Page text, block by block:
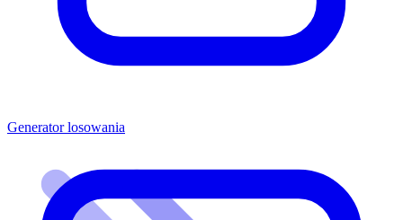
Generator losowania